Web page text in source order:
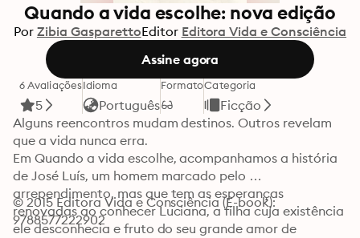
Quando a vida escolhe: nova edição
Por Zibia GasparettoEditor Editora Vida e Consciência
Assine agora
6 Avaliações
5
Idioma
Português
FormatoCategoria
Ficção
Alguns reencontros mudam destinos. Outros revelam
que a vida nunca erra.
Em Quando a vida escolhe, acompanhamos a história
de José Luís, um homem marcado pelo
arrependimento, mas que tem as esperanças
renovadas ao conhecer Luciana, a filha cuja existência
ele desconhecia e fruto do seu grande amor de
© 2015 Editora Vida e Consciência (E-book):
9788577222902